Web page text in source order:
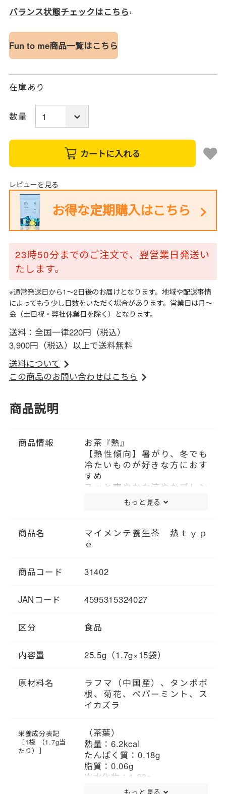
バランス状態チェックはこちら›
Fun to me商品一覧はこちら
在庫あり
数量
カートに入れる
レビューを見る
お得な定期購入はこちら
23時50分までのご注文で、翌営業日発送い
たします。
※通常発送日から1～2日後のお届けとなります。地域や配送事情
によってもう少し日数をいただく場合があります。営業日は月～
金（土日祝・弊社休業日を除く）となります。
送料：全国一律220円（税込）
3,900円（税込）以上で送料無料
送料について
この商品のお問い合わせはこちら
商品説明
商品情報
お茶『熱』
【熱性傾向】暑がり、冬でも
冷たいものが好きな方におす
すめ
スッと爽やかな涼やかブレン
ド。※ノンカフェイン
爽やかに広がる香り、ティー
す。
冷やす寒性、穏やかに冷やす
パーミント・スイカズラを使
もっと見る
商品名
マイメンテ養生茶 熱ｔｙｐ
ｅ
商品コード 31402
JANコード 4595315324027
区分 食品
内容量 25.5g（1.7g×15袋）
原材料名
ラフマ（中国産）、タンポポ
根、菊花、ペパーミント、ス
イカズラ
栄養成分表記
［1袋 （1.7g当
たり）］
（茶葉）
熱量：6.2kcal
たんぱく質：0.18g
脂質：0.06g
炭水化物：1.23g
食塩相当量：0.02g
もっと見る